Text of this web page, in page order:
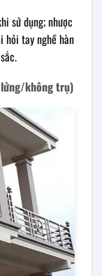
sử dụng; nhược
hỏi tay nghề hàn
không trụ)